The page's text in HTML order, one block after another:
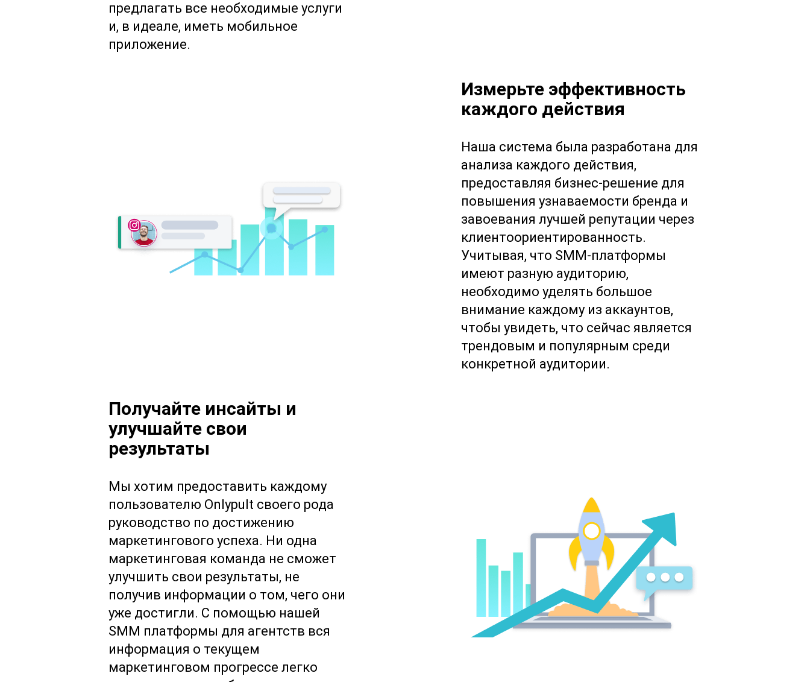
предлагать все необходимые услуги
и, в идеале, иметь мобильное
приложение.
Измерьте эффективность
каждого действия
Наша система была разработана для
анализа каждого действия,
предоставляя бизнес-решение для
повышения узнаваемости бренда и
завоевания лучшей репутации через
клиентоориентированность.
Учитывая, что SMM-платформы
имеют разную аудиторию,
необходимо уделять большое
внимание каждому из аккаунтов,
чтобы увидеть, что сейчас является
трендовым и популярным среди
конкретной аудитории.
Получайте инсайты и
улучшайте свои
результаты
Мы хотим предоставить каждому
пользователю Onlypult своего рода
руководство по достижению
маркетингового успеха. Ни одна
маркетинговая команда не сможет
улучшить свои результаты, не
получив информации о том, чего они
уже достигли. С помощью нашей
SMM платформы для агентств вся
информация о текущем
маркетинговом прогрессе легко